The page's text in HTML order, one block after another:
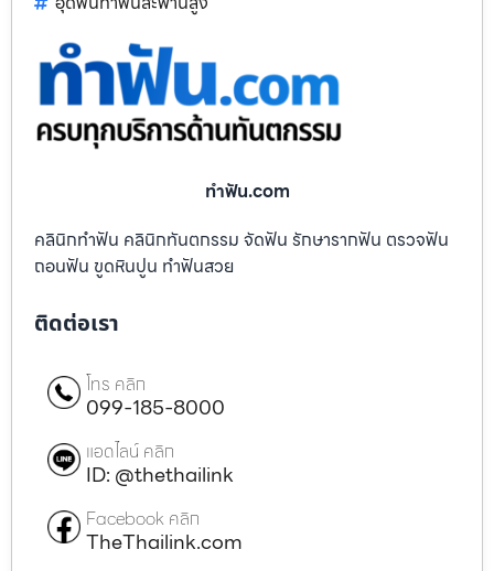
ทําฟัน.com
คลินิกทำฟัน คลินิกทันตกรรม จัดฟัน รักษารากฟัน ตรวจฟัน
ถอนฟัน ขูดหินปูน ทำฟันสวย
ติดต่อเรา
โทร คลิก
099-185-8000
แอดไลน์ คลิก
ID: @thethailink
Facebook คลิก
TheThailink.com